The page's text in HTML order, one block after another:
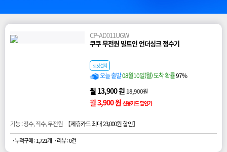
CP-AD011UGW
쿠쿠 무전원 빌트인 언더싱크 정수기
로켓설치
오늘 출발08월10일(월) 도착 확률97%
월 13,900 원18,900원
월 3,900 원 신용카드 할인가
기능 : 정수, 직수, 무전원 【제휴카드 최대 23,000원 할인】
· 누적구매 : 1,721개 · 리뷰 : 0건